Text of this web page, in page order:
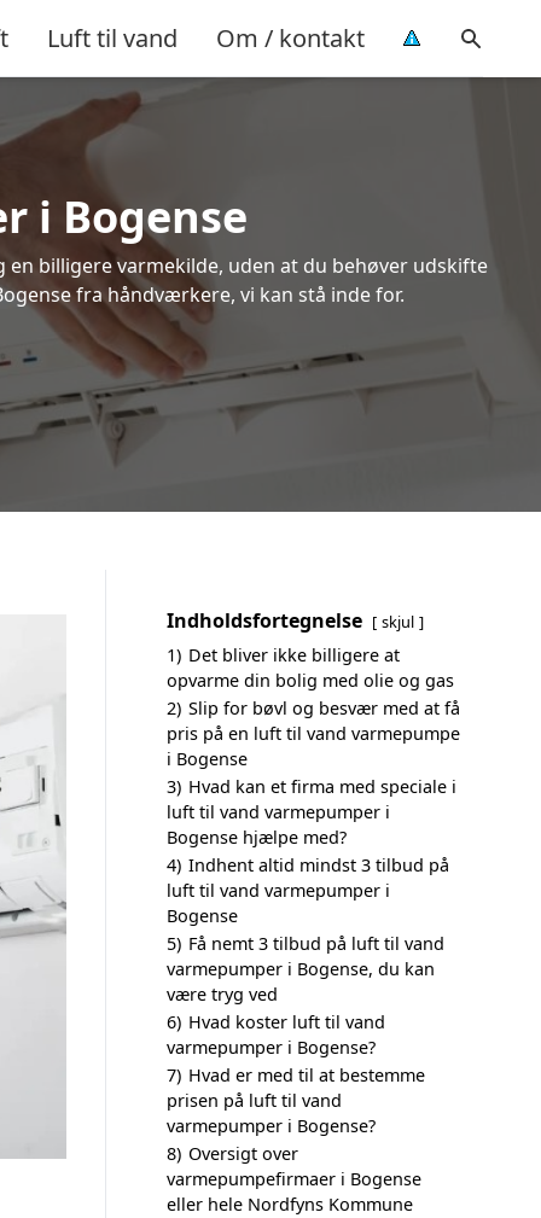
Luft til vand Om / kontakt
i Bogense
billigere varmekilde, uden at du behøver udskifte
fra håndværkere, vi kan stå inde for.
Indholdsfortegnelse skjul
1) Det bliver ikke billigere at
opvarme din bolig med olie og gas
2) Slip for bøvl og besvær med at få
pris på en luft til vand varmepumpe
i Bogense
3) Hvad kan et firma med speciale i
luft til vand varmepumper i
Bogense hjælpe med?
4) Indhent altid mindst 3 tilbud på
luft til vand varmepumper i
Bogense
5) Få nemt 3 tilbud på luft til vand
varmepumper i Bogense, du kan
være tryg ved
6) Hvad koster luft til vand
varmepumper i Bogense?
7) Hvad er med til at bestemme
prisen på luft til vand
varmepumper i Bogense?
8) Oversigt over
varmepumpefirmaer i Bogense
eller hele Nordfyns Kommune